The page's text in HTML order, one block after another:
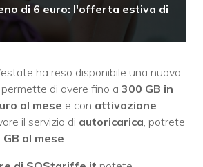
di 6 euro: l'offerta estiva di
ha reso disponibile una nuova
di avere fino a 300 GB in
al mese e con attivazione
il servizio di autoricarica , potrete
GB al mese